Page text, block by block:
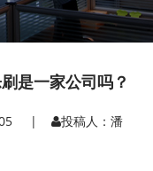
是一家公司吗？
| 投稿人：潘